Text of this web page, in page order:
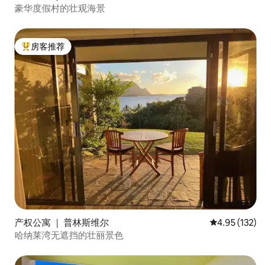
豪华度假村的壮观海景
热门「房客推荐」
房客推荐
产权公寓 ｜ 普林斯维尔 平均评分 4.95
4.95 (132)
哈纳莱湾无遮挡的壮丽景色